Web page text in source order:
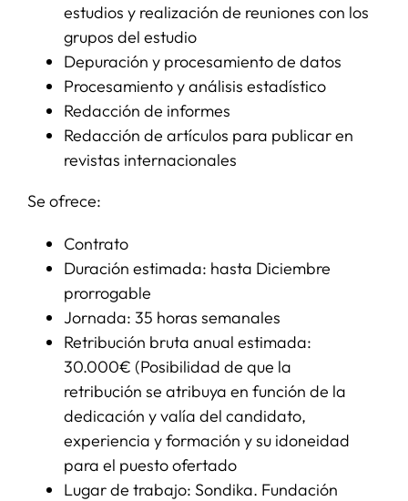
estudios y realización de reuniones con los
grupos del estudio
Depuración y procesamiento de datos
Procesamiento y análisis estadístico
Redacción de informes
Redacción de artículos para publicar en
revistas internacionales
Se ofrece:
Contrato
Duración estimada: hasta Diciembre
prorrogable
Jornada: 35 horas semanales
Retribución bruta anual estimada:
30.000€ (Posibilidad de que la
retribución se atribuya en función de la
dedicación y valía del candidato,
experiencia y formación y su idoneidad
para el puesto ofertado
Lugar de trabajo: Sondika. Fundación